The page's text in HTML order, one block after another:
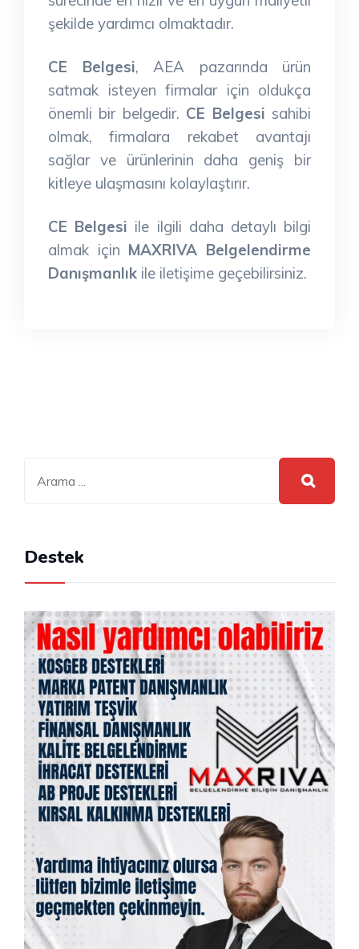
şekilde yardımcı olmaktadır.
CE Belgesi, AEA pazarında ürün
satmak isteyen firmalar için oldukça
önemli bir belgedir. CE Belgesi sahibi
olmak, firmalara rekabet avantajı
sağlar ve ürünlerinin daha geniş bir
kitleye ulaşmasını kolaylaştırır.
CE Belgesi ile ilgili daha detaylı bilgi
almak için MAXRIVA Belgelendirme
Danışmanlık ile iletişime geçebilirsiniz.
Destek